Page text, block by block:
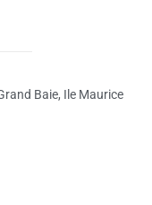
Baie, Ile Maurice